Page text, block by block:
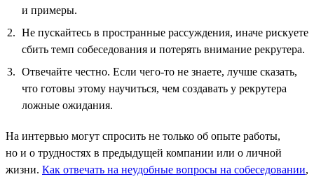
и примеры.
Не пускайтесь в пространные рассуждения, иначе рискуете
сбить темп собеседования и потерять внимание рекрутера.
Отвечайте честно. Если чего-то не знаете, лучше сказать,
что готовы этому научиться, чем создавать у рекрутера
ложные ожидания.
На интервью могут спросить не только об опыте работы,
но и о трудностях в предыдущей компании или о личной
жизни. Как отвечать на неудобные вопросы на собеседовании,